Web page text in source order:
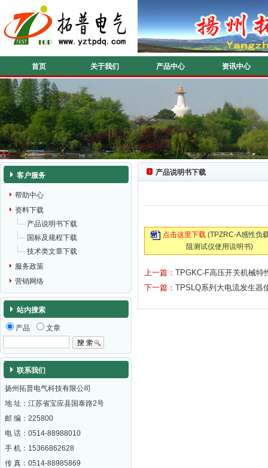
首页 关于我们 产品中心 资讯中心
客户服务
帮助中心
资料下载
产品说明书下载
国标及规程下载
技术类文章下载
服务政策
营销网络
站内搜索
产品 文章
联系我们
扬州拓普电气科技有限公司
地 址：江苏省宝应县国泰路2号
邮 编： 225800
电 话：0514-88988010
手 机：15366862628
传 真：0514-88985869
产品说明书下载
点击这里下载 (TPZRC-A感性负
阻测试仪使用说明书)
上一篇： TPGKC-F高压开关机械特
下一篇： TPSLQ系列大电流发生器